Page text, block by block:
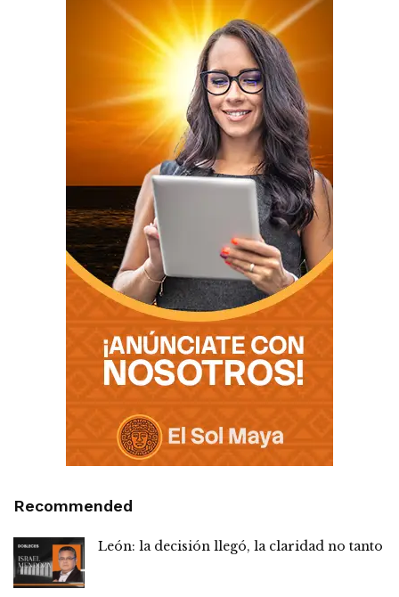
Recommended
León: la decisión llegó, la claridad no tanto